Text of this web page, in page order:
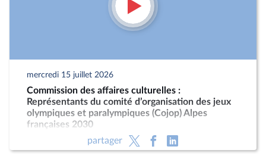
mercredi 15 juillet 2026
Commission des affaires culturelles :
Représentants du comité d’organisation des jeux
olympiques et paralympiques (Cojop) Alpes
françaises 2030
partager